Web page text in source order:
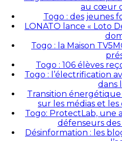
au cœur
Togo : des jeunes
LONATO lance « Loto
Togo : la Maison
Togo : 106 élèves
Togo : l’électrification
dans
Transition énergétique
sur les médias et
Togo: ProtectLab, une
défenseurs
Désinformation : les